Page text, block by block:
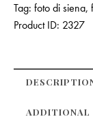
Tag: foto di siena,
Product ID: 2327
ADDITIONAL